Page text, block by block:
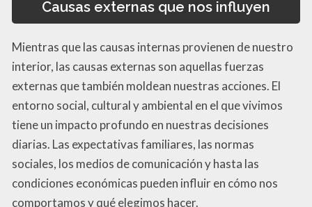
Causas externas que nos influyen
Mientras que las causas internas provienen de nuestro
interior, las causas externas son aquellas fuerzas
externas que también moldean nuestras acciones. El
entorno social, cultural y ambiental en el que vivimos
tiene un impacto profundo en nuestras decisiones
diarias. Las expectativas familiares, las normas
sociales, los medios de comunicación y hasta las
condiciones económicas pueden influir en cómo nos
comportamos y qué elegimos hacer.